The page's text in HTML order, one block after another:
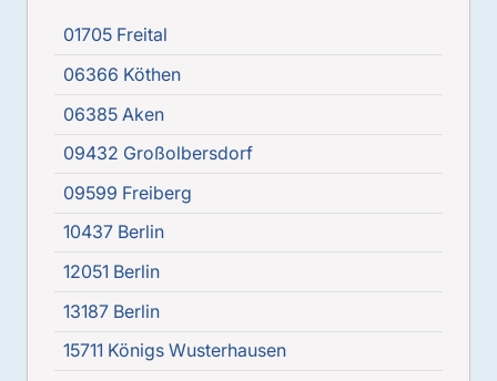
01705 Freital
06366 Köthen
06385 Aken
09432 Großolbersdorf
09599 Freiberg
10437 Berlin
12051 Berlin
13187 Berlin
15711 Königs Wusterhausen